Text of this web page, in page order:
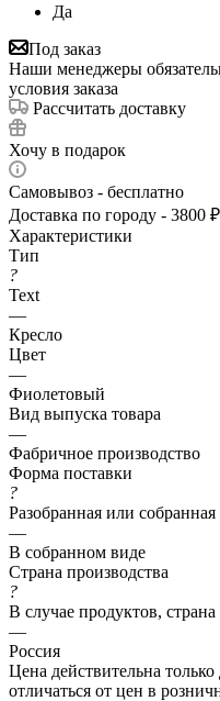
Да
Под заказ
Наши менеджеры
условия заказа
Рассчитать доставку
Хочу в подарок
Самовывоз - бесплатно
Доставка по городу - 3800 ₽
Характеристики
Тип
?
Text
—
Кресло
Цвет
—
Фиолетовый
Вид выпуска товара
—
Фабричное производство
Форма поставки
?
Разобранная или
—
В собранном виде
Страна производства
?
В случае продуктов,
—
Россия
Цена действительна
отличаться от цен в